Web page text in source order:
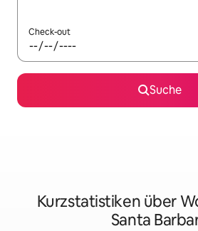
Check-out
Suche
Kurzstatistiken über
Santa